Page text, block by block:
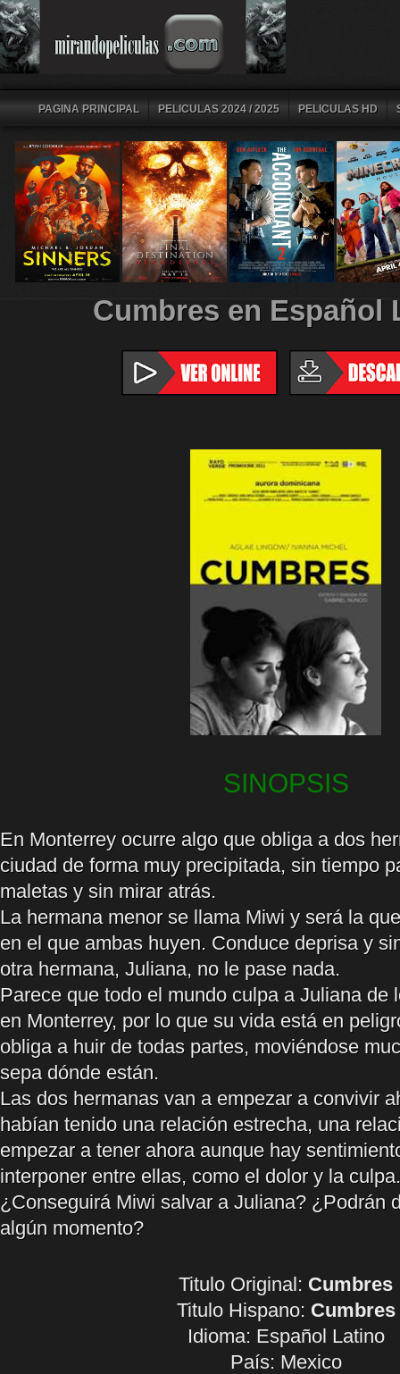
PAGINA PRINCIPAL PELICULAS 2024 / 2025 PELICULAS HD
Cumbres en Español
SINOPSIS
En Monterrey ocurre algo que obliga a dos
ciudad de forma muy precipitada, sin tiempo
maletas y sin mirar atrás.
La hermana menor se llama Miwi y será la
en el que ambas huyen. Conduce deprisa y
otra hermana, Juliana, no le pase nada.
Parece que todo el mundo culpa a Juliana de
en Monterrey, por lo que su vida está en
obliga a huir de todas partes, moviéndose
sepa dónde están.
Las dos hermanas van a empezar a convivir
habían tenido una relación estrecha, una
empezar a tener ahora aunque hay
interponer entre ellas, como el dolor y la culpa.
¿Conseguirá Miwi salvar a Juliana? ¿Podrán
algún momento?
Titulo Original: Cumbres
Titulo Hispano: Cumbres
Idioma: Español Latino
País: Mexico